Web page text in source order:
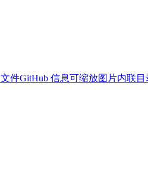
文件GitHub 信息可缩放图片内联目